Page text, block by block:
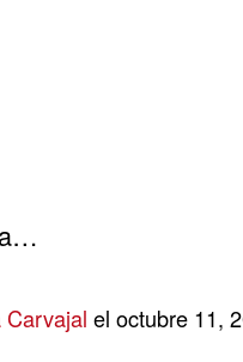
Carvajal el octubre 11,